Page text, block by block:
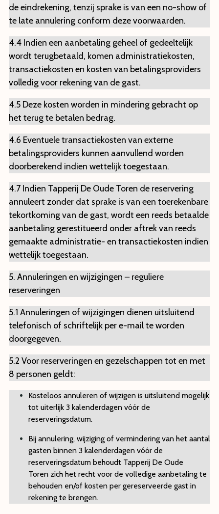
de eindrekening, tenzij sprake is van een no-show of
te late annulering conform deze voorwaarden.
4.4 Indien een aanbetaling geheel of gedeeltelijk
wordt terugbetaald, komen administratiekosten,
transactiekosten en kosten van betalingsproviders
volledig voor rekening van de gast.
4.5 Deze kosten worden in mindering gebracht op
het terug te betalen bedrag.
4.6 Eventuele transactiekosten van externe
betalingsproviders kunnen aanvullend worden
doorberekend indien wettelijk toegestaan.
4.7 Indien Tapperij De Oude Toren de reservering
annuleert zonder dat sprake is van een toerekenbare
tekortkoming van de gast, wordt een reeds betaalde
aanbetaling gerestitueerd onder aftrek van reeds
gemaakte administratie- en transactiekosten indien
wettelijk toegestaan.
5. Annuleringen en wijzigingen – reguliere
reserveringen
5.1 Annuleringen of wijzigingen dienen uitsluitend
telefonisch of schriftelijk per e-mail te worden
doorgegeven.
5.2 Voor reserveringen en gezelschappen tot en met
8 personen geldt:
Kosteloos annuleren of wijzigen is uitsluitend mogelijk
tot uiterlijk 3 kalenderdagen vóór de
reserveringsdatum.
Bij annulering, wijziging of vermindering van het aantal
gasten binnen 3 kalenderdagen vóór de
reserveringsdatum behoudt Tapperij De Oude
Toren zich het recht voor de volledige aanbetaling te
behouden en/of kosten per gereserveerde gast in
rekening te brengen.